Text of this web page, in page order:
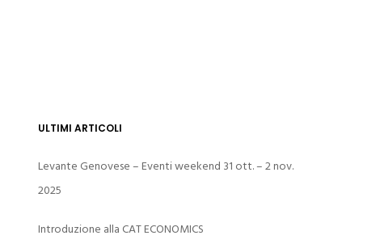
ULTIMI ARTICOLI
Levante Genovese – Eventi weekend 31 ott. – 2 nov.
2025
Introduzione alla CAT ECONOMICS